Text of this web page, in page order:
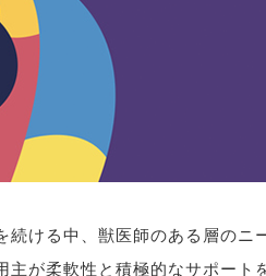
ホーム
当センターにつ
続ける中、獣医師のある層のニ
が柔軟性と積極的なサポー